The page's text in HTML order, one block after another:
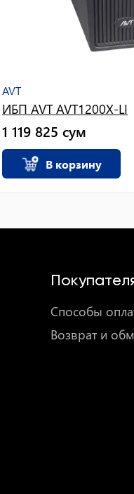
AVT
ИБП AVT AVT1200X-LI
1 119 825 сум
В корзину
Способы
Возврат и